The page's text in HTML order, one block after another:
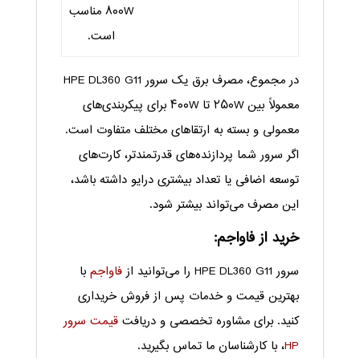
۸۰۰W مناسب
است.
در مجموع، مصرف برق یک سرور HPE DL360 G11
معمولاً بین ۲۵۰W تا ۴۰۰W برای پیکربندی‌های
معمولی و بسته به ارتقاهای مختلف متفاوت است.
اگر سرور شما پردازنده‌های قدرتمندتر، کارت‌های
توسعه اضافی یا تعداد بیشتری درایو داشته باشد،
این مصرف می‌تواند بیشتر شود.
خرید از فاواجم:
سرور HPE DL360 G11 را می‌توانید از فاواجمبا
بهترین قیمت و خدمات پس از فروش خریداری
کنید. برای مشاوره تخصصی و دریافت قیمت سرور
HP، با کارشناسان ما تماس بگیرید.